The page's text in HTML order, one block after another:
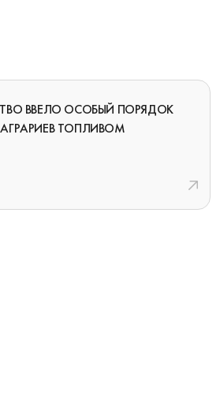
ВВЕЛО ОСОБЫЙ ПОРЯДОК
ТОПЛИВОМ